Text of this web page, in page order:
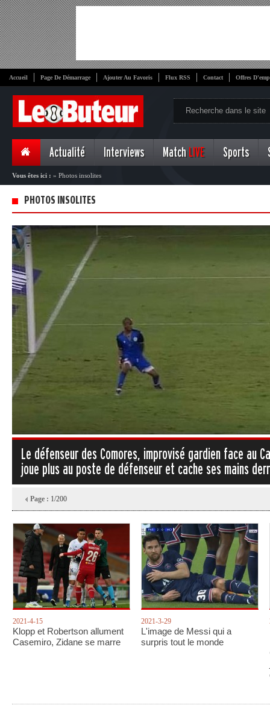
Accueil Page De Démarrage Ajouter Au Favoris Flux RSS Contact Offres
Actualité Interviews Match LIVE Sports
Vous êtes ici : » Photos insolites
PHOTOS INSOLITES
Le défenseur des Comores, improvisé gardien face au
joue plus au poste de défenseur et cache ses mains
Page : 1/200
2021-3-29
L'image de Messi qui a
surpris tout le monde
2021-4-15
Klopp et Robertson allument
Casemiro, Zidane se marre